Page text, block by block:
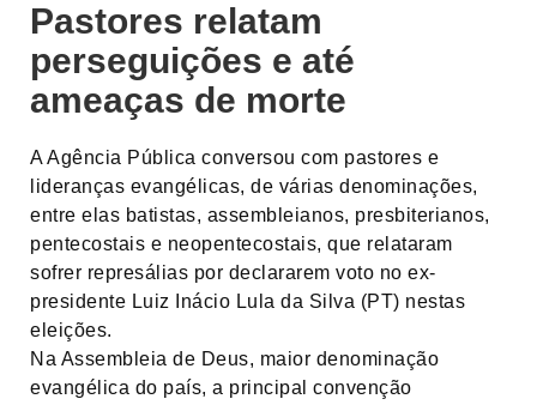
Pastores relatam
perseguições e até
ameaças de morte
A Agência Pública conversou com pastores e
lideranças evangélicas, de várias denominações,
entre elas batistas, assembleianos, presbiterianos,
pentecostais e neopentecostais, que relataram
sofrer represálias por declararem voto no ex-
presidente Luiz Inácio Lula da Silva (PT) nestas
eleições.
Na Assembleia de Deus, maior denominação
evangélica do país, a principal convenção